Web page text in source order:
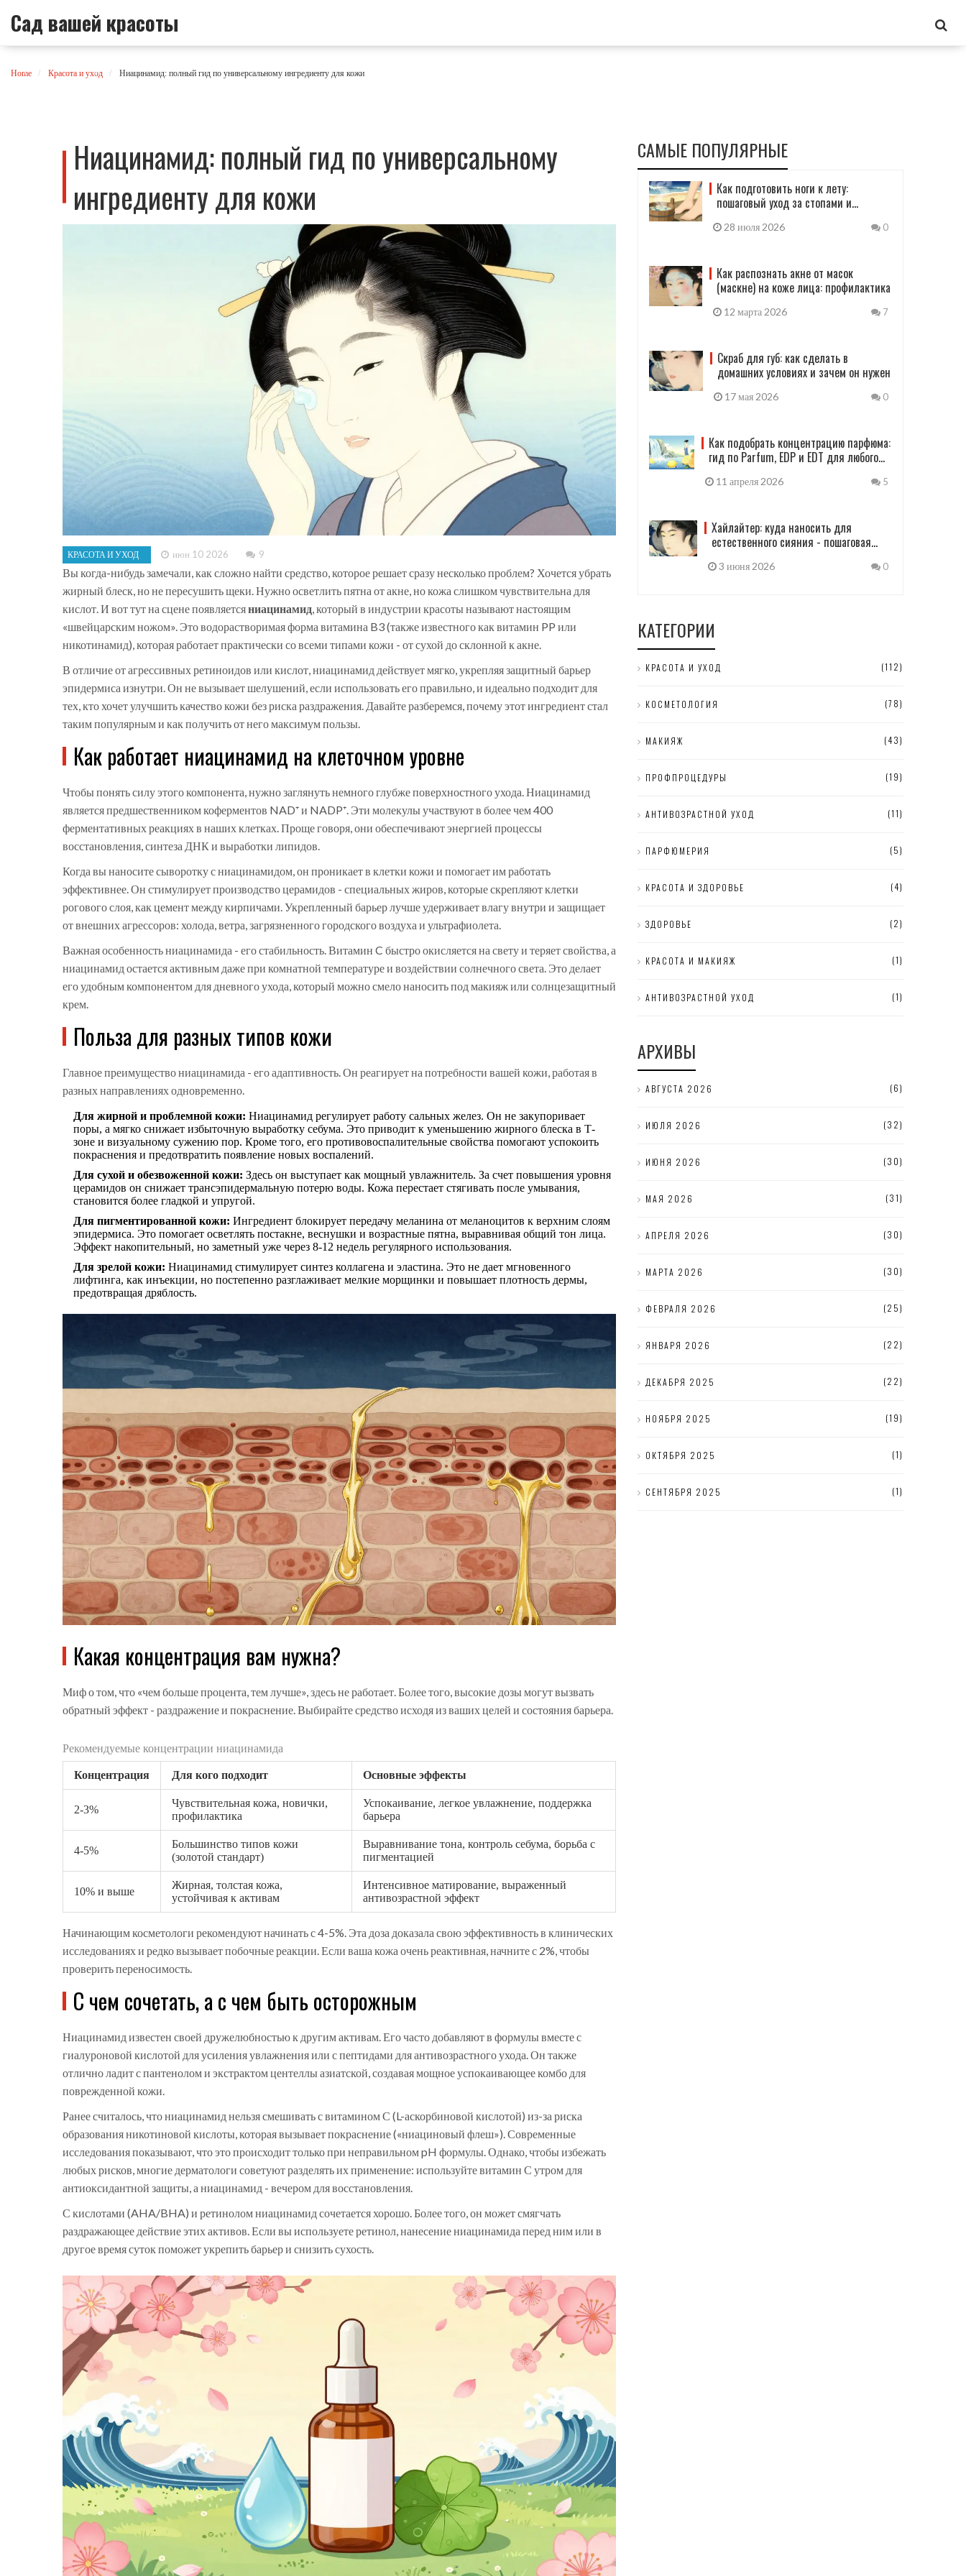
Сад вашей красоты
Home Красота и уход Ниацинамид: полный гид по универсальному ингредиенту для кожи
Ниацинамид: полный гид по универсальному
ингредиенту для кожи
КРАСОТА И УХОД июн 10 2026 9
Вы когда-нибудь замечали, как сложно найти средство, которое решает сразу несколько проблем? Хочется убрать
жирный блеск, но не пересушить щеки. Нужно осветлить пятна от акне, но кожа слишком чувствительна для
кислот. И вот тут на сцене появляетсяниацинамид, который в индустрии красоты называют настоящим
«швейцарским ножом». Это водорастворимая форма витамина B3 (также известного как витамин PP или
никотинамид), которая работает практически со всеми типами кожи - от сухой до склонной к акне.
В отличие от агрессивных ретиноидов или кислот, ниацинамид действует мягко, укрепляя защитный барьер
эпидермиса изнутри. Он не вызывает шелушений, если использовать его правильно, и идеально подходит для
тех, кто хочет улучшить качество кожи без риска раздражения. Давайте разберемся, почему этот ингредиент стал
таким популярным и как получить от него максимум пользы.
Как работает ниацинамид на клеточном уровне
Чтобы понять силу этого компонента, нужно заглянуть немного глубже поверхностного ухода. Ниацинамид
является предшественником коферментов NAD⁺ и NADP⁺. Эти молекулы участвуют в более чем 400
ферментативных реакциях в наших клетках. Проще говоря, они обеспечивают энергией процессы
восстановления, синтеза ДНК и выработки липидов.
Когда вы наносите сыворотку с ниацинамидом, он проникает в клетки кожи и помогает им работать
эффективнее. Он стимулирует производство церамидов - специальных жиров, которые скрепляют клетки
рогового слоя, как цемент между кирпичами. Укрепленный барьер лучше удерживает влагу внутри и защищает
от внешних агрессоров: холода, ветра, загрязненного городского воздуха и ультрафиолета.
Важная особенность ниацинамида - его стабильность. Витамин C быстро окисляется на свету и теряет свойства, а
ниацинамид остается активным даже при комнатной температуре и воздействии солнечного света. Это делает
его удобным компонентом для дневного ухода, который можно смело наносить под макияж или солнцезащитный
крем.
Польза для разных типов кожи
Главное преимущество ниацинамида - его адаптивность. Он реагирует на потребности вашей кожи, работая в
разных направлениях одновременно.
Для жирной и проблемной кожи: Ниацинамид регулирует работу сальных желез. Он не закупоривает
поры, а мягко снижает избыточную выработку себума. Это приводит к уменьшению жирного блеска в Т-
зоне и визуальному сужению пор. Кроме того, его противовоспалительные свойства помогают успокоить
покраснения и предотвратить появление новых воспалений.
Для сухой и обезвоженной кожи: Здесь он выступает как мощный увлажнитель. За счет повышения уровня
церамидов он снижает трансэпидермальную потерю воды. Кожа перестает стягивать после умывания,
становится более гладкой и упругой.
Для пигментированной кожи: Ингредиент блокирует передачу меланина от меланоцитов к верхним слоям
эпидермиса. Это помогает осветлять постакне, веснушки и возрастные пятна, выравнивая общий тон лица.
Эффект накопительный, но заметный уже через 8-12 недель регулярного использования.
Для зрелой кожи: Ниацинамид стимулирует синтез коллагена и эластина. Это не дает мгновенного
лифтинга, как инъекции, но постепенно разглаживает мелкие морщинки и повышает плотность дермы,
предотвращая дряблость.
Какая концентрация вам нужна?
Миф о том, что «чем больше процента, тем лучше», здесь не работает. Более того, высокие дозы могут вызвать
обратный эффект - раздражение и покраснение. Выбирайте средство исходя из ваших целей и состояния барьера.
Рекомендуемые концентрации ниацинамида
Концентрация Для кого подходит Основные эффекты
2-3%
Чувствительная кожа, новички,
профилактика
Успокаивание, легкое увлажнение, поддержка
барьера
4-5%
Большинство типов кожи
(золотой стандарт)
Выравнивание тона, контроль себума, борьба с
пигментацией
10% и выше
Жирная, толстая кожа,
устойчивая к активам
Интенсивное матирование, выраженный
антивозрастной эффект
Начинающим косметологи рекомендуют начинать с 4-5%. Эта доза доказала свою эффективность в клинических
исследованиях и редко вызывает побочные реакции. Если ваша кожа очень реактивная, начните с 2%, чтобы
проверить переносимость.
С чем сочетать, а с чем быть осторожным
Ниацинамид известен своей дружелюбностью к другим активам. Его часто добавляют в формулы вместе с
гиалуроновой кислотой для усиления увлажнения или с пептидами для антивозрастного ухода. Он также
отлично ладит с пантенолом и экстрактом центеллы азиатской, создавая мощное успокаивающее комбо для
поврежденной кожи.
Ранее считалось, что ниацинамид нельзя смешивать с витамином С (L-аскорбиновой кислотой) из-за риска
образования никотиновой кислоты, которая вызывает покраснение («ниациновый флеш»). Современные
исследования показывают, что это происходит только при неправильном pH формулы. Однако, чтобы избежать
любых рисков, многие дерматологи советуют разделять их применение: используйте витамин С утром для
антиоксидантной защиты, а ниацинамид - вечером для восстановления.
С кислотами (AHA/BHA) и ретинолом ниацинамид сочетается хорошо. Более того, он может смягчать
раздражающее действие этих активов. Если вы используете ретинол, нанесение ниацинамида перед ним или в
другое время суток поможет укрепить барьер и снизить сухость.
САМЫЕ ПОПУЛЯРНЫЕ
Как подготовить ноги к лету:
пошаговый уход за стопами и
28 июля 2026 0
Как распознать акне от масок
(маскне) на коже лица: профилактика
12 марта 2026 7
Скраб для губ: как сделать в
домашних условиях и зачем он нужен
17 мая 2026 0
Как подобрать концентрацию парфюма:
гид по Parfum, EDP и EDT для любого
11 апреля 2026 5
Хайлайтер: куда наносить для
естественного сияния - пошаговая
3 июня 2026 0
КАТЕГОРИИ
КРАСОТА И УХОД (112)
КОСМЕТОЛОГИЯ (78)
МАКИЯЖ (43)
ПРОФПРОЦЕДУРЫ (19)
АНТИВОЗРАСТНОЙ УХОД (11)
ПАРФЮМЕРИЯ (5)
КРАСОТА И ЗДОРОВЬЕ (4)
ЗДОРОВЬЕ (2)
КРАСОТА И МАКИЯЖ (1)
АНТИВОЗРАСТНОЙ УХОД (1)
АРХИВЫ
АВГУСТА 2026 (6)
ИЮЛЯ 2026 (32)
ИЮНЯ 2026 (30)
МАЯ 2026 (31)
АПРЕЛЯ 2026 (30)
МАРТА 2026 (30)
ФЕВРАЛЯ 2026 (25)
ЯНВАРЯ 2026 (22)
ДЕКАБРЯ 2025 (22)
НОЯБРЯ 2025 (19)
ОКТЯБРЯ 2025 (1)
СЕНТЯБРЯ 2025 (1)